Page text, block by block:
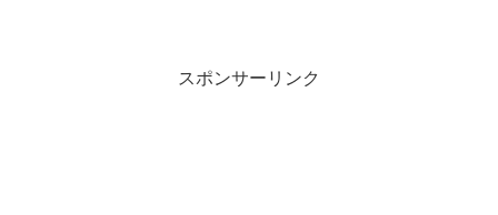
スポンサーリンク